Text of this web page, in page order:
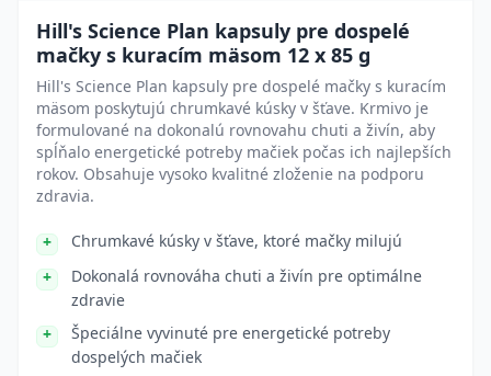
Hill's Science Plan kapsuly pre dospelé
mačky s kuracím mäsom 12 x 85 g
Hill's Science Plan kapsuly pre dospelé mačky s kuracím
mäsom poskytujú chrumkavé kúsky v šťave. Krmivo je
formulované na dokonalú rovnovahu chuti a živín, aby
spĺňalo energetické potreby mačiek počas ich najlepších
rokov. Obsahuje vysoko kvalitné zloženie na podporu
zdravia.
Chrumkavé kúsky v šťave, ktoré mačky milujú
Dokonalá rovnováha chuti a živín pre optimálne
zdravie
Špeciálne vyvinuté pre energetické potreby
dospelých mačiek